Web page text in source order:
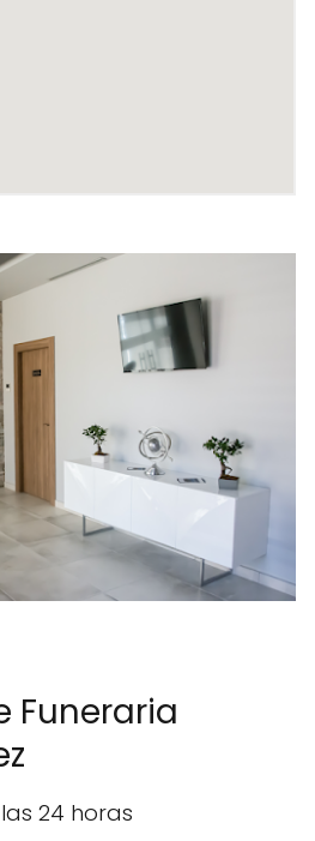
Funeraria
24 horas